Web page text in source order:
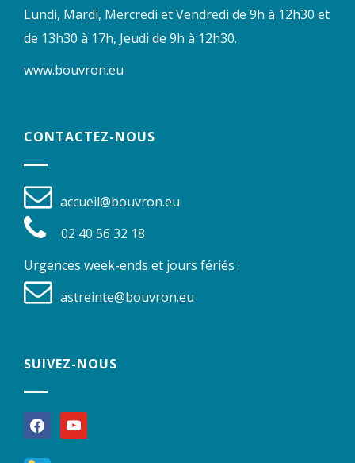
Lundi, Mardi, Mercredi et Vendredi de 9h à 12h30 et
de 13h30 à 17h, Jeudi de 9h à 12h30.
www.bouvron.eu
CONTACTEZ-NOUS
accueil@bouvron.eu
02 40 56 32 18
Urgences week-ends et jours fériés :
astreinte@bouvron.eu
SUIVEZ-NOUS
facebookyoutube